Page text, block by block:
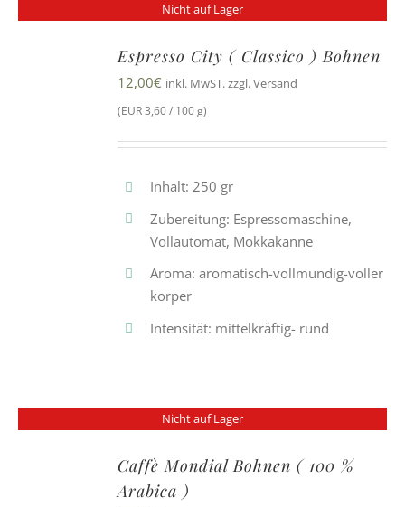
Nicht auf Lager
Espresso City ( Classico ) Bohnen
12,00€ inkl. MwST. zzgl. Versand
(EUR 3,60 / 100 g)
Inhalt: 250 gr
Zubereitung: Espressomaschine,
Vollautomat, Mokkakanne
Aroma: aromatisch-vollmundig-voller
korper
Intensität: mittelkräftig- rund
Nicht auf Lager
Caffè Mondial Bohnen ( 100 %
Arabica )